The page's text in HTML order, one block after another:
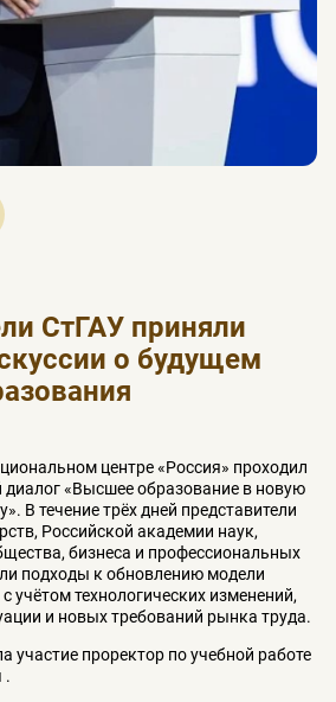
СтГАУ приняли
о будущем
центре «Россия» проходил
«Высшее образование в новую
В течение трёх дней представители
Российской академии наук,
бизнеса и профессиональных
подходы к обновлению модели
учётом технологических изменений,
и новых требований рынка труда.
участие проректор по учебной работе
.